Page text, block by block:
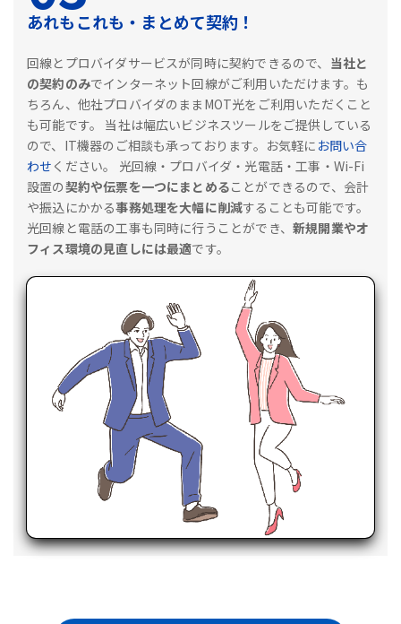
あれもこれも・まとめて契約！
回線とプロバイダサービスが同時に契約できるので、 当社と
の契約のみでインターネット回線がご利用いただけます。も
ちろん、他社プロバイダのままMOT光をご利用いただくこと
も可能です。
当社は幅広いビジネスツールをご提供している
ので、IT機器のご相談も承っております。お気軽に お問い合
わせ ください。
光回線・プロバイダ・光電話・工事・Wi-Fi
設置の契約や伝票を一つにまとめることができるので、会計
や振込にかかる事務処理を大幅に削減することも可能です。
光回線と電話の工事も同時に行うことができ、 新規開業やオ
フィス環境の見直しには最適です。